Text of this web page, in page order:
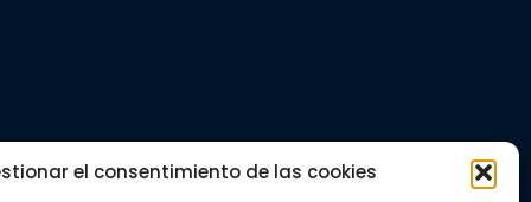
el consentimiento de las cookies